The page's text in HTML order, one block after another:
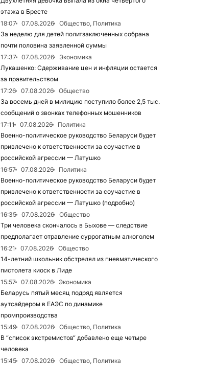
этажа в Бресте
18:07
07.08.2026
Общество, Политика
За неделю для детей политзаключенных собрана
почти половина заявленной суммы
17:37
07.08.2026
Экономика
Лукашенко: Сдерживание цен и инфляции остается
за правительством
17:26
07.08.2026
Общество
За восемь дней в милицию поступило более 2,5 тыс.
сообщений о звонках телефонных мошенников
17:11
07.08.2026
Политика
Военно-политическое руководство Беларуси будет
привлечено к ответственности за соучастие в
российской агрессии — Латушко
16:57
07.08.2026
Политика
Военно-политическое руководство Беларуси будет
привлечено к ответственности за соучастие в
российской агрессии — Латушко (подробно)
16:35
07.08.2026
Общество
Три человека скончалось в Быхове — следствие
предполагает отравление суррогатным алкоголем
16:21
07.08.2026
Общество
14-летний школьник обстрелял из пневматического
пистолета киоск в Лиде
15:57
07.08.2026
Экономика
Беларусь пятый месяц подряд является
аутсайдером в ЕАЭС по динамике
промпроизводства
15:49
07.08.2026
Общество, Политика
В “список экстремистов“ добавлено еще четыре
человека
15:45
07.08.2026
Общество, Политика